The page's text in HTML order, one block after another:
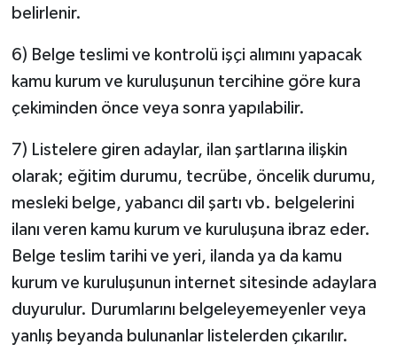
belirlenir.
6) Belge teslimi ve kontrolü işçi alımını yapacak
kamu kurum ve kuruluşunun tercihine göre kura
çekiminden önce veya sonra yapılabilir.
7) Listelere giren adaylar, ilan şartlarına ilişkin
olarak; eğitim durumu, tecrübe, öncelik durumu,
mesleki belge, yabancı dil şartı vb. belgelerini
ilanı veren kamu kurum ve kuruluşuna ibraz eder.
Belge teslim tarihi ve yeri, ilanda ya da kamu
kurum ve kuruluşunun internet sitesinde adaylara
duyurulur. Durumlarını belgeleyemeyenler veya
yanlış beyanda bulunanlar listelerden çıkarılır.